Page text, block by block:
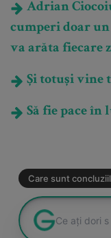
Adrian
cumperi doar
va arăta fiecare
Și totuși vine
Să fie pace în